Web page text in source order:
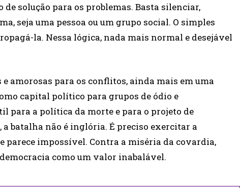
solução para os problemas. Basta silenciar,
seja uma pessoa ou um grupo social. O simples
la. Nessa lógica, nada mais normal e desejável
amorosas para os conflitos, ainda mais em uma
capital político para grupos de ódio e
para a política da morte e para o projeto de
batalha não é inglória. É preciso exercitar a
parece impossível. Contra a miséria da covardia,
como um valor inabalável.